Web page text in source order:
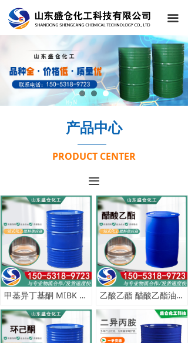
끀
甲基异丁基酮 MIBK 合成橡胶溶剂 乙酸乙酯 醋酸乙酯油墨涂料稀释剂 一桶起订
产品中心
PRODUCT CENTER
끀